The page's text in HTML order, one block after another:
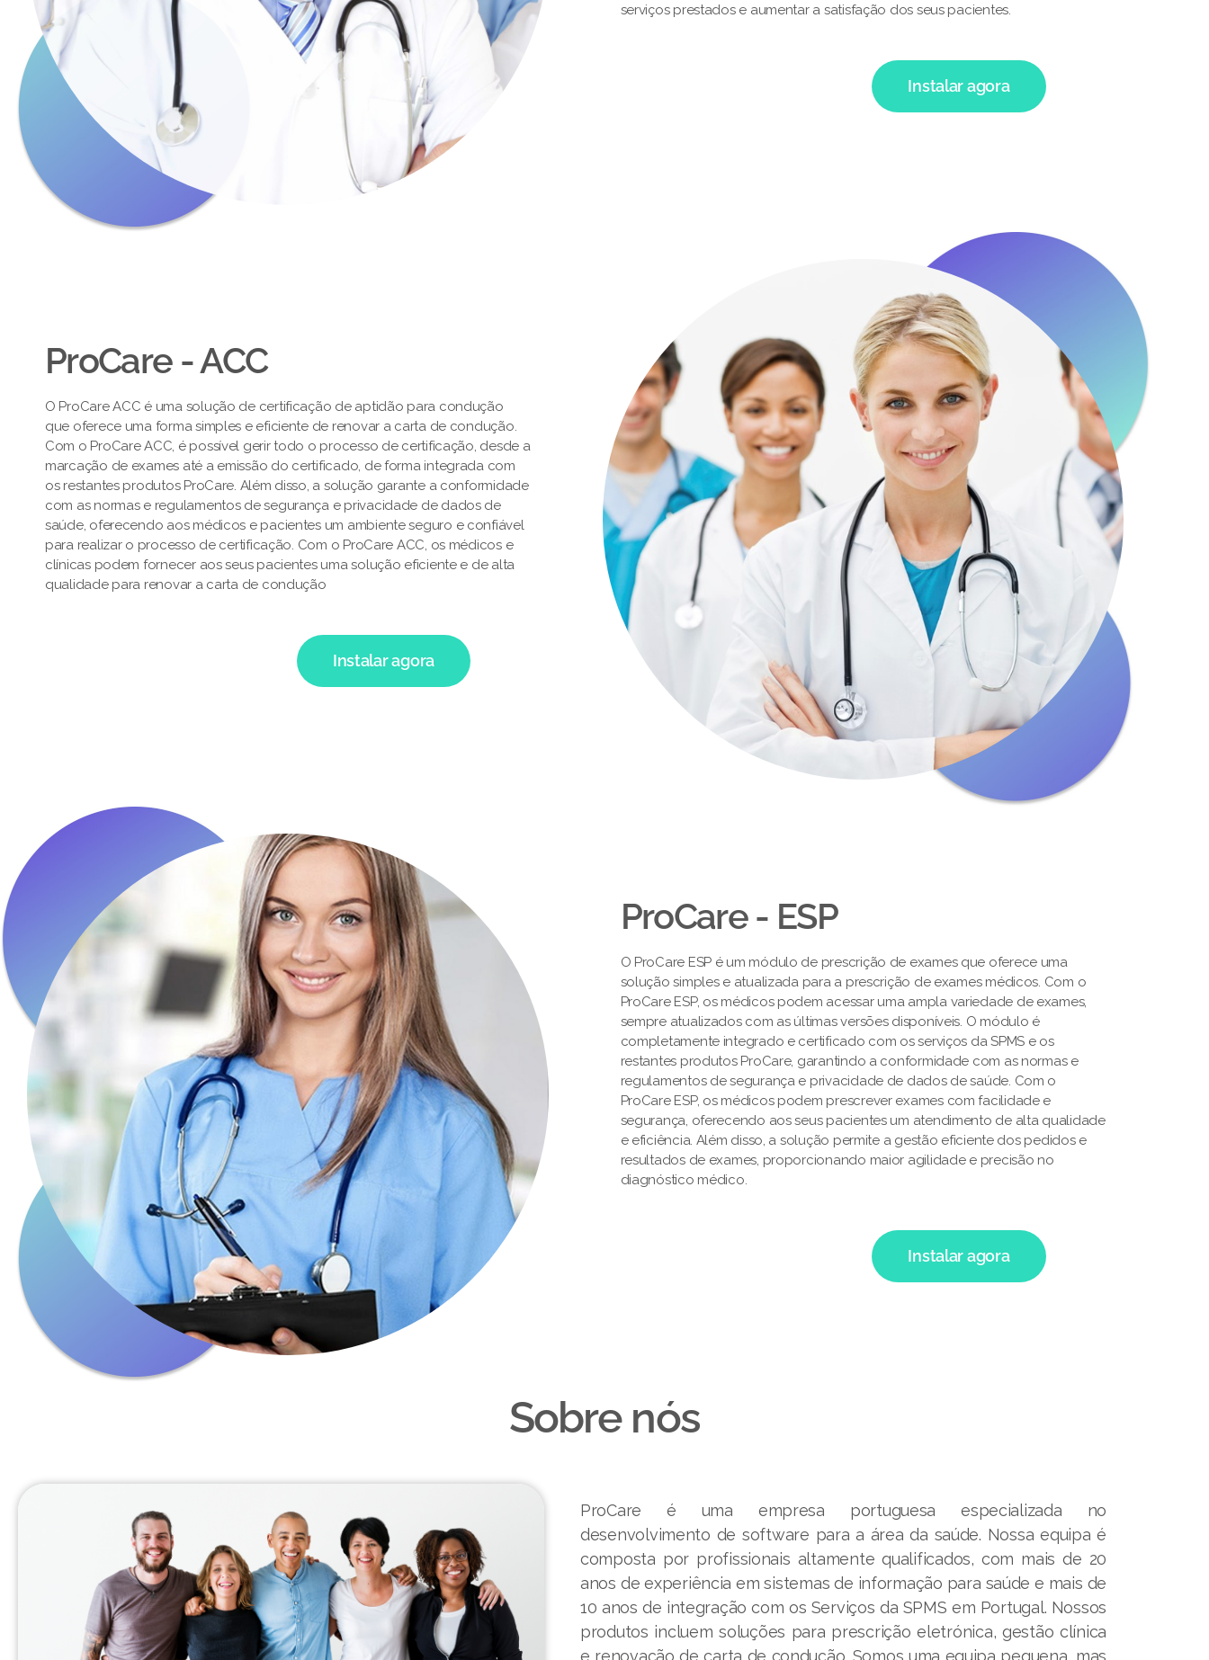
serviços prestados e aumentar a satisfação dos seus pacientes.
Instalar agora
ProCare - ACC
O ProCare ACC é uma solução de certificação de aptidão para condução
que oferece uma forma simples e eficiente de renovar a carta de condução.
Com o ProCare ACC, é possível gerir todo o processo de certificação, desde a
marcação de exames até a emissão do certificado, de forma integrada com
os restantes produtos ProCare. Além disso, a solução garante a conformidade
com as normas e regulamentos de segurança e privacidade de dados de
saúde, oferecendo aos médicos e pacientes um ambiente seguro e confiável
para realizar o processo de certificação. Com o ProCare ACC, os médicos e
clínicas podem fornecer aos seus pacientes uma solução eficiente e de alta
qualidade para renovar a carta de condução
Instalar agora
ProCare - ESP
O ProCare ESP é um módulo de prescrição de exames que oferece uma
solução simples e atualizada para a prescrição de exames médicos. Com o
ProCare ESP, os médicos podem acessar uma ampla variedade de exames,
sempre atualizados com as últimas versões disponíveis. O módulo é
completamente integrado e certificado com os serviços da SPMS e os
restantes produtos ProCare, garantindo a conformidade com as normas e
regulamentos de segurança e privacidade de dados de saúde. Com o
ProCare ESP, os médicos podem prescrever exames com facilidade e
segurança, oferecendo aos seus pacientes um atendimento de alta qualidade
e eficiência. Além disso, a solução permite a gestão eficiente dos pedidos e
resultados de exames, proporcionando maior agilidade e precisão no
diagnóstico médico.
Instalar agora
Sobre nós
ProCare é uma empresa portuguesa especializada no
desenvolvimento de software para a área da saúde. Nossa equipa é
composta por profissionais altamente qualificados, com mais de 20
anos de experiência em sistemas de informação para saúde e mais de
10 anos de integração com os Serviços da SPMS em Portugal. Nossos
produtos incluem soluções para prescrição eletrónica, gestão clínica
e renovação de carta de condução. Somos uma equipa pequena, mas